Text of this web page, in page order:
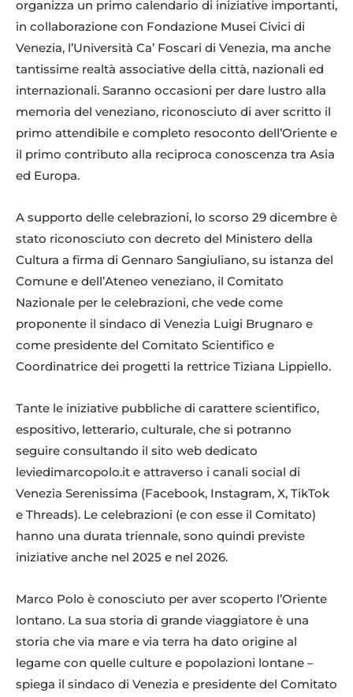
organizza un primo calendario di iniziative importanti,
in collaborazione con Fondazione Musei Civici di
Venezia, l’Università Ca’ Foscari di Venezia, ma anche
tantissime realtà associative della città, nazionali ed
internazionali. Saranno occasioni per dare lustro alla
memoria del veneziano, riconosciuto di aver scritto il
primo attendibile e completo resoconto dell’Oriente e
il primo contributo alla reciproca conoscenza tra Asia
ed Europa.
A supporto delle celebrazioni, lo scorso 29 dicembre è
stato riconosciuto con decreto del Ministero della
Cultura a firma di Gennaro Sangiuliano, su istanza del
Comune e dell’Ateneo veneziano, il Comitato
Nazionale per le celebrazioni, che vede come
proponente il sindaco di Venezia Luigi Brugnaro e
come presidente del Comitato Scientifico e
Coordinatrice dei progetti la rettrice Tiziana Lippiello.
Tante le iniziative pubbliche di carattere scientifico,
espositivo, letterario, culturale, che si potranno
seguire consultando il sito web dedicato
leviedimarcopolo.it e attraverso i canali social di
Venezia Serenissima (Facebook, Instagram, X, TikTok
e Threads). Le celebrazioni (e con esse il Comitato)
hanno una durata triennale, sono quindi previste
iniziative anche nel 2025 e nel 2026.
Marco Polo è conosciuto per aver scoperto l’Oriente
lontano. La sua storia di grande viaggiatore è una
storia che via mare e via terra ha dato origine al
legame con quelle culture e popolazioni lontane –
spiega il sindaco di Venezia e presidente del Comitato